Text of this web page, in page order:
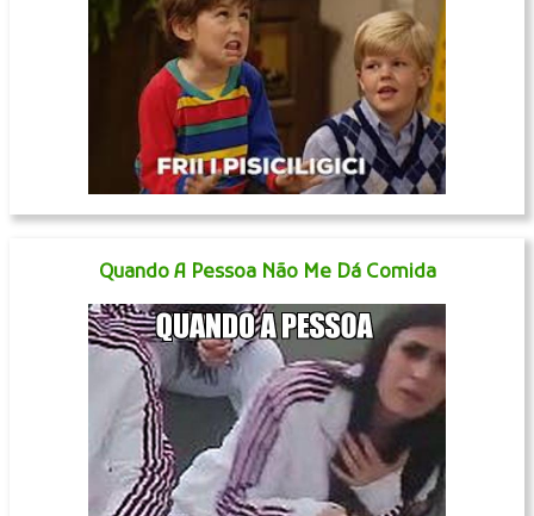
Quando A Pessoa Não Me Dá Comida